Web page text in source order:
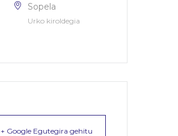
Sopela
Urko kiroldegia
+ Google Egutegira gehitu